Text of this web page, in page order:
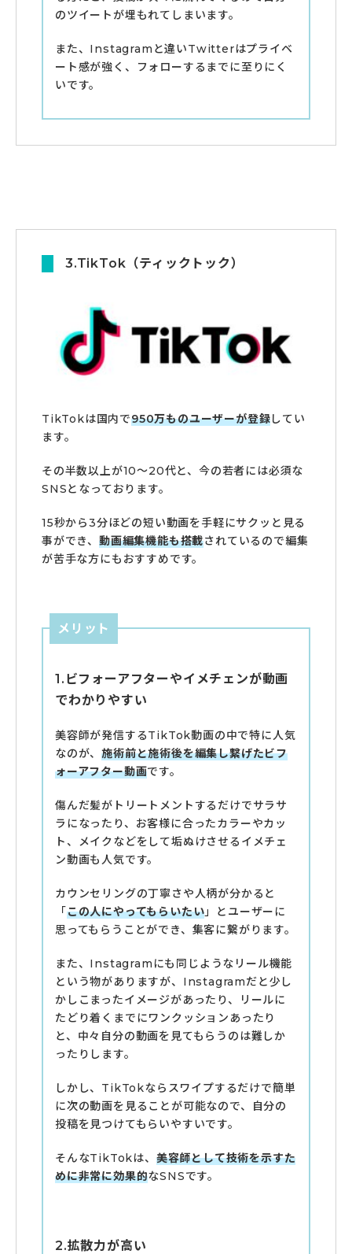
のツイートが埋もれてしまいます。
また、Instagramと違いTwitterはプライベ
ート感が強く、フォローするまでに至りにく
いです。
3.TikTok（ティックトック）
TikTokは国内で950万ものユーザーが登録してい
ます。
その半数以上が10～20代と、今の若者には必須な
SNSとなっております。
15秒から3分ほどの短い動画を手軽にサクッと見る
事ができ、 動画編集機能も搭載されているので編集
が苦手な方にもおすすめです。
メリット
1.ビフォーアフターやイメチェンが動画
でわかりやすい
美容師が発信するTikTok動画の中で特に人気
なのが、施術前と施術後を編集し繋げたビフ
ォーアフター動画です。
傷んだ髪がトリートメントするだけでサラサ
ラになったり、お客様に合ったカラーやカッ
ト、メイクなどをして垢ぬけさせるイメチェ
ン動画も人気です。
カウンセリングの丁寧さや人柄が分かると
「この人にやってもらいたい」とユーザーに
思ってもらうことができ、集客に繋がります。
また、Instagramにも同じようなリール機能
という物がありますが、Instagramだと少し
かしこまったイメージがあったり、リールに
たどり着くまでにワンクッションあったり
と、中々自分の動画を見てもらうのは難しか
ったりします。
しかし、TikTokならスワイプするだけで簡単
に次の動画を見ることが可能なので、自分の
投稿を見つけてもらいやすいです。
そんなTikTokは、 美容師として技術を示すた
めに非常に効果的なSNSです。
2.拡散力が高い